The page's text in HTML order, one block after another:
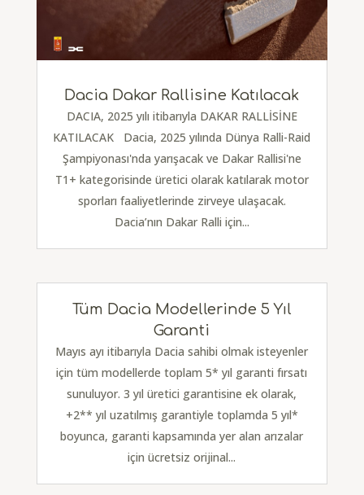
Dacia Dakar Rallisine Katılacak
DACIA, 2025 yılı itibarıyla DAKAR RALLİSİNE
KATILACAK Dacia, 2025 yılında Dünya Ralli-Raid
Şampiyonası'nda yarışacak ve Dakar Rallisi'ne
T1+ kategorisinde üretici olarak katılarak motor
sporları faaliyetlerinde zirveye ulaşacak.
Dacia’nın Dakar Ralli için...
Tüm Dacia Modellerinde 5 Yıl
Garanti
Mayıs ayı itibarıyla Dacia sahibi olmak isteyenler
için tüm modellerde toplam 5* yıl garanti fırsatı
sunuluyor. 3 yıl üretici garantisine ek olarak,
+2** yıl uzatılmış garantiyle toplamda 5 yıl*
boyunca, garanti kapsamında yer alan arızalar
için ücretsiz orijinal...